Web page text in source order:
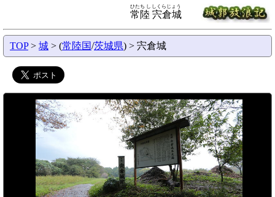
常陸 宍倉城
ひたち ししくらじょう
TOP> 城 > (常陸国/茨城県) > 宍倉城